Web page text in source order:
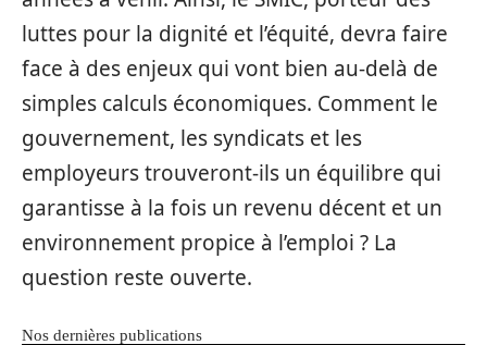
luttes pour la dignité et l’équité, devra faire
face à des enjeux qui vont bien au-delà de
simples calculs économiques. Comment le
gouvernement, les syndicats et les
employeurs trouveront-ils un équilibre qui
garantisse à la fois un revenu décent et un
environnement propice à l’emploi ? La
question reste ouverte.
Nos dernières publications